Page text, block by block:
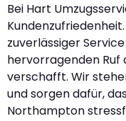
Bei Hart
zuverlässiger
hervorragenden Ruf
verschafft. Wir
und sorgen dafür,
Northampton